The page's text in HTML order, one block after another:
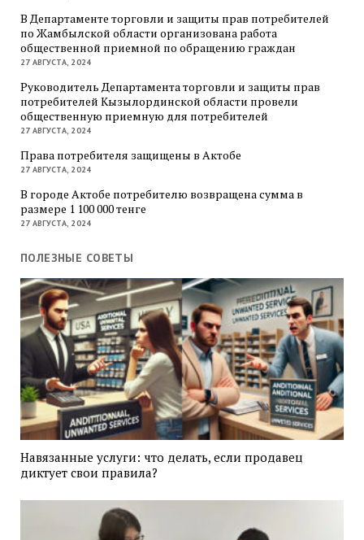
В Департаменте торговли и защиты прав потребителей
по Жамбылской области организована работа
общественной приемной по обращению граждан
27 АВГУСТА, 2024
Руководитель Департамента торговли и защиты прав
потребителей Кызылординской области провели
общественную приемную для потребителей
27 АВГУСТА, 2024
Права потребителя защищены в Актобе
27 АВГУСТА, 2024
В городе Актобе потребителю возвращена сумма в
размере 1 100 000 тенге
27 АВГУСТА, 2024
ПОЛЕЗНЫЕ СОВЕТЫ
Навязанные услуги: что делать, если продавец
диктует свои правила?